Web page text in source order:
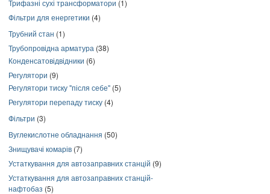
Трифазні сухі трансформатори (1)
Фільтри для енергетики (4)
Трубний стан (1)
Трубопровідна арматура (38)
Конденсатовідвідники (6)
Регулятори (9)
Регулятори тиску "після себе" (5)
Регулятори перепаду тиску (4)
Фільтри (3)
Вуглекислотне обладнання (50)
Знищувачі комарів (7)
Устаткування для автозаправних станцій (9)
Устаткування для автозаправних станцій-
нафтобаз (5)